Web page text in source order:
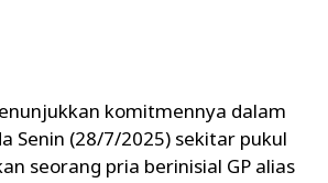
komitmennya dalam
Senin (28/7/2025) sekitar pukul
seorang pria berinisial GP alias